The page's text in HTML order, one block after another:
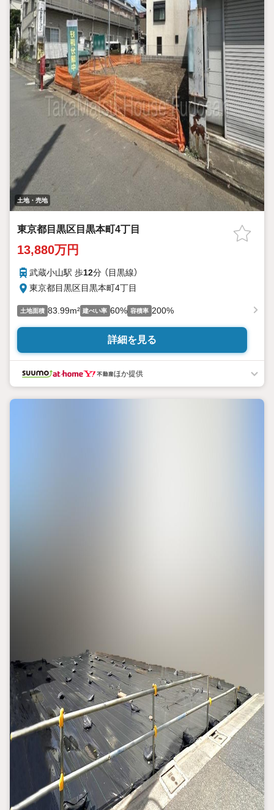
土地・売地
東京都目黒区目黒本町4丁目
13,880万円
武蔵小山駅 歩12分 （目黒線）
東京都目黒区目黒本町4丁目
土地面積 83.99m² 建ぺい率 60% 容積率 200%
詳細を見る
ほか提供